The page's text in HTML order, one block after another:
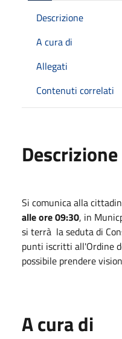
Descrizione
A cura di
Allegati
Contenuti correlati
Descrizione
Si comunica alla
alle ore 09:30, in
si terrà la seduta di
punti iscritti all'Ordine
possibile prendere
A cura di